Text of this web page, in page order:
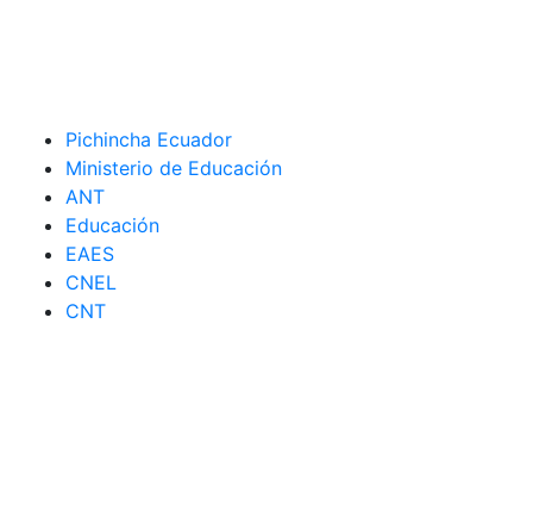
Pichincha Ecuador
Ministerio de Educación
ANT
Educación
EAES
CNEL
CNT